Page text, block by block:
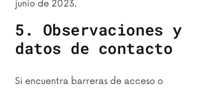
junio de 2023.
5. Observaciones y
datos de contacto
Si encuentra barreras de acceso o